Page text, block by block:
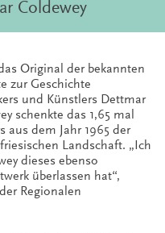
Coldewey
Original der bekannten
zur Geschichte
und Künstlers Dettmar
schenkte das 1,65 mal
aus dem Jahr 1965 der
Landschaft. „Ich
dieses ebenso
überlassen hat“,
Regionalen